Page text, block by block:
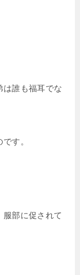
は誰も福耳でな
す。
服部に促されて